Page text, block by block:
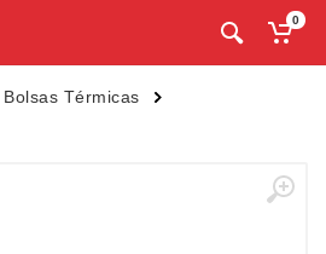
0
Bolsas Térmicas